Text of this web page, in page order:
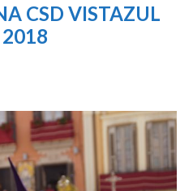
CSD VISTAZUL